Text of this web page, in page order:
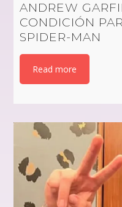
ANDREW
CONDICIÓN
SPIDER-MAN
Read more